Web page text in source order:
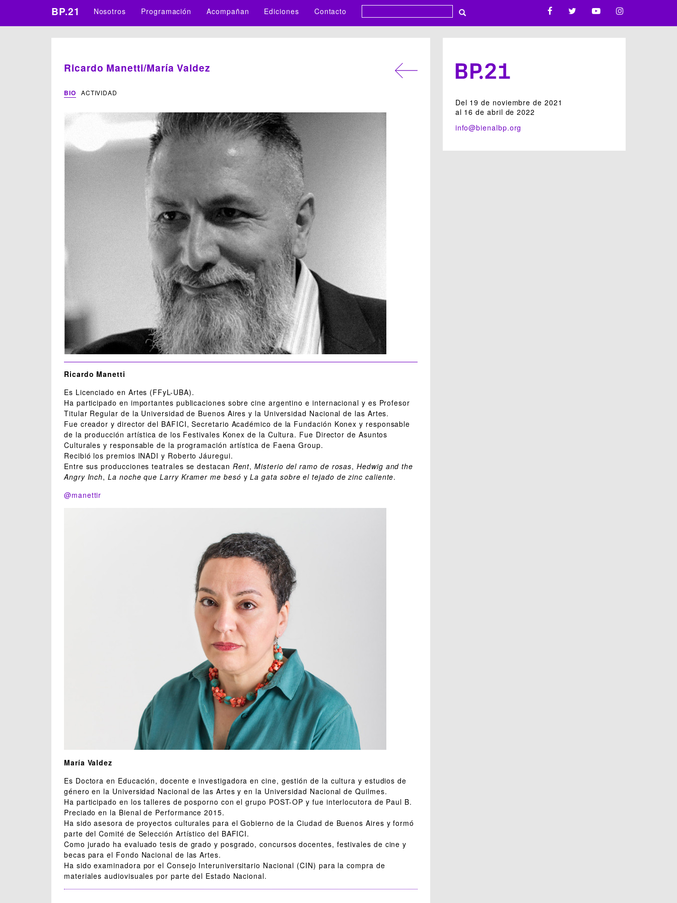
BP.21 Nosotros Programación Acompañan Ediciones Contacto
Ricardo Manetti/María Valdez
BIO ACTIVIDAD
Ricardo Manetti
Es Licenciado en Artes (FFyL-UBA).
Ha participado en importantes publicaciones sobre cine argentino e internacional y es Profesor
Titular Regular de la Universidad de Buenos Aires y la Universidad Nacional de las Artes.
Fue creador y director del BAFICI, Secretario Académico de la Fundación Konex y responsable
de la producción artística de los Festivales Konex de la Cultura. Fue Director de Asuntos
Culturales y responsable de la programación artística de Faena Group.
Recibió los premios INADI y Roberto Jáuregui.
Entre sus producciones teatrales se destacan Rent, Misterio del ramo de rosas,Hedwig and the
Angry Inch,La noche que Larry Kramer me besó yLa gata sobre el tejado de zinc caliente.
@manettir
María Valdez
Es Doctora en Educación, docente e investigadora en cine, gestión de la cultura y estudios de
género en la Universidad Nacional de las Artes y en la Universidad Nacional de Quilmes.
Ha participado en los talleres de posporno con el grupo POST-OP y fue interlocutora de Paul B.
Preciado en la Bienal de Performance 2015.
Ha sido asesora de proyectos culturales para el Gobierno de la Ciudad de Buenos Aires y formó
parte del Comité de Selección Artístico del BAFICI.
Como jurado ha evaluado tesis de grado y posgrado, concursos docentes, festivales de cine y
becas para el Fondo Nacional de las Artes.
Ha sido examinadora por el Consejo Interuniversitario Nacional (CIN) para la compra de
materiales audiovisuales por parte del Estado Nacional.
Del 19 de noviembre de 2021
al 16 de abril de 2022
info@bienalbp.org